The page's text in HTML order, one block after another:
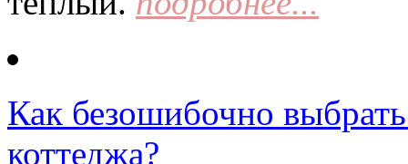
Как безошибочно
коттеджа?